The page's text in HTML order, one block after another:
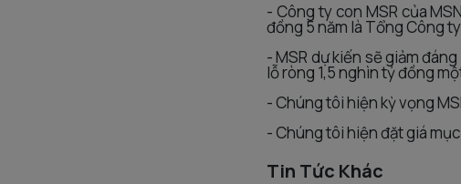
- Công ty con MSR của
đồng 5 năm là Tổng Công
- MSR dự kiến sẽ giảm
lỗ ròng 1,5 nghìn tỷ đồng
- Chúng tôi hiện kỳ vọng
- Chúng tôi hiện đặt giá
Tin Tức Khác